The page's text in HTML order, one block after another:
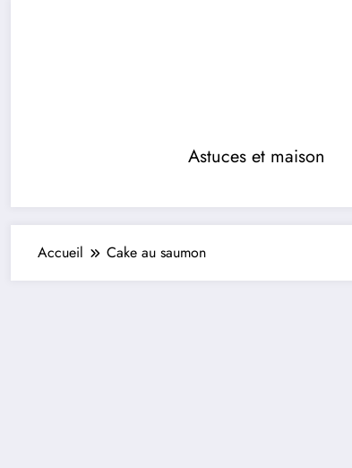
Astuces et maison
Accueil Cake au saumon